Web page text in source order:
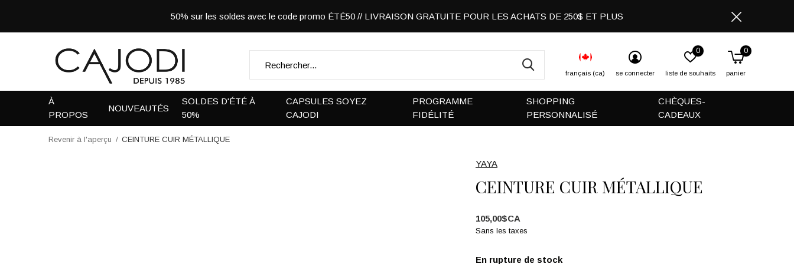
À
PROPOS
NOUVEAUTÉS
SOLDES D'ÉTÉ À
50%
CAPSULES SOYEZ
CAJODI
PROGRAMME
FIDÉLITÉ
SHOPPING
PERSONNALISÉ
CHÈQUES-
CADEAUX
français (ca) se connecter liste de souhaits
0
panier
0
50% sur les soldes avec le code promo ÉTÉ50 // LIVRAISON GRATUITE POUR LES ACHATS DE 250$ ET PLUS
Revenir à l'aperçu CEINTURE CUIR MÉTALLIQUE
YAYA
CEINTURE CUIR MÉTALLIQUE
105,00$CA
Sans les taxes
En rupture de stock